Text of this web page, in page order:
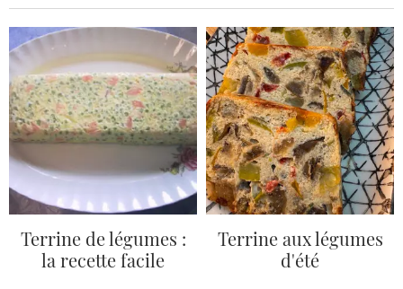
Terrine de légumes :
la recette facile
Terrine aux légumes
d'été